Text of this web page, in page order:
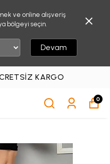
ve online alışveriş
bölgeyi seçin.
Devam
KARGO
0